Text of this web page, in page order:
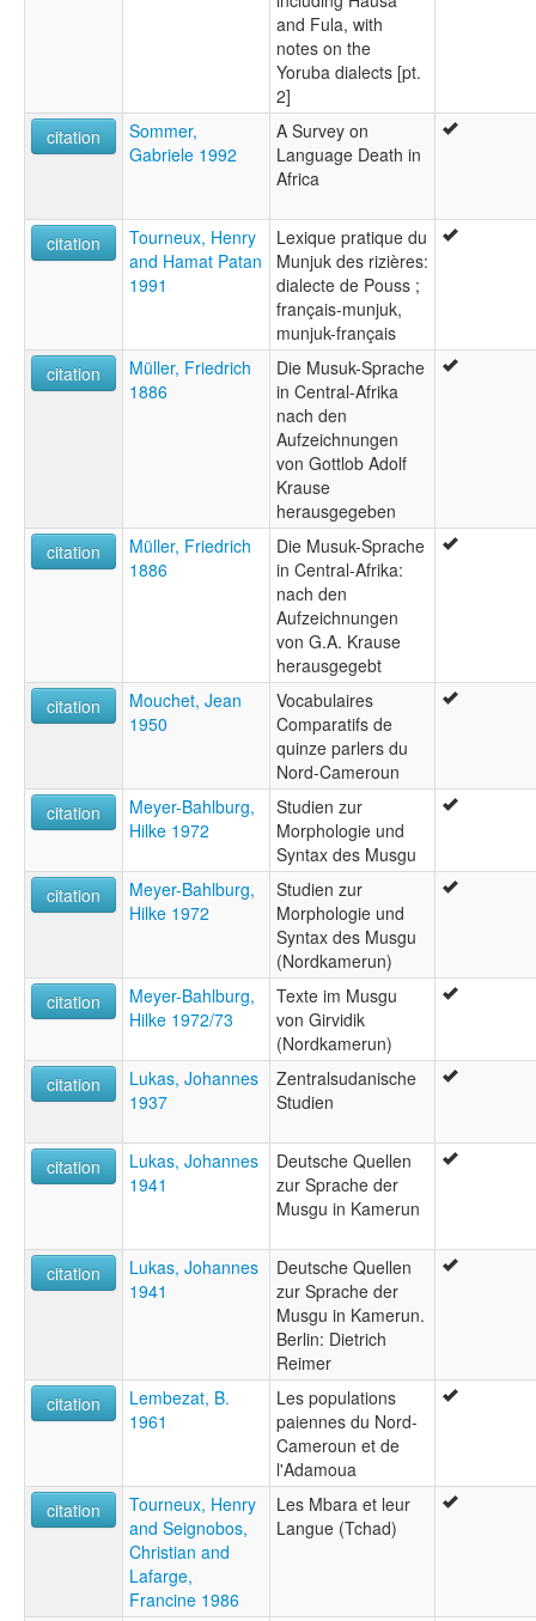
and Fula, with
notes on the
Yoruba dialects [pt.
2]
citation
Sommer,
Gabriele 1992
A Survey on
Language Death in
Africa
citation
Tourneux, Henry
and Hamat Patan
1991
Lexique pratique du
Munjuk des rizières:
dialecte de Pouss ;
français-munjuk,
munjuk-français
citation
Müller, Friedrich
1886
Die Musuk-Sprache
in Central-Afrika
nach den
Aufzeichnungen
von Gottlob Adolf
Krause
herausgegeben
citation
Müller, Friedrich
1886
Die Musuk-Sprache
in Central-Afrika:
nach den
Aufzeichnungen
von G.A. Krause
herausgegebt
citation
Mouchet, Jean
1950
Vocabulaires
Comparatifs de
quinze parlers du
Nord-Cameroun
citation
Meyer-Bahlburg,
Hilke 1972
Studien zur
Morphologie und
Syntax des Musgu
citation
Meyer-Bahlburg,
Hilke 1972
Studien zur
Morphologie und
Syntax des Musgu
(Nordkamerun)
citation
Meyer-Bahlburg,
Hilke 1972/73
Texte im Musgu
von Girvidik
(Nordkamerun)
citation
Lukas, Johannes
1937
Zentralsudanische
Studien
citation
Lukas, Johannes
1941
Deutsche Quellen
zur Sprache der
Musgu in Kamerun
citation
Lukas, Johannes
1941
Deutsche Quellen
zur Sprache der
Musgu in Kamerun.
Berlin: Dietrich
Reimer
citation
Lembezat, B.
1961
Les populations
paiennes du Nord-
Cameroun et de
l'Adamoua
citation
Tourneux, Henry
and Seignobos,
Christian and
Lafarge,
Francine 1986
Les Mbara et leur
Langue (Tchad)